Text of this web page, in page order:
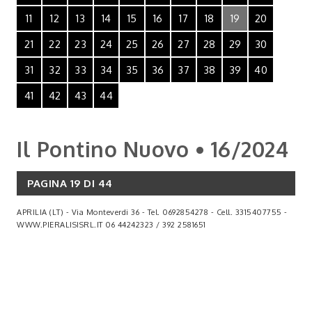
11
12 13 14 15 16 17 18 19
20
21
22 23 24 25 26 27 28 29
30
31
32 33 34 35 36 37 38 39
40
41
42 43 44
Il Pontino Nuovo • 16/2024
PAGINA 19 DI 44
APRILIA (LT) - Via Monteverdi 36 - Tel. 0692854278 - Cell. 3315407755 -
WWW.PIERALISISRL.IT 06 44242323 / 392 2581651